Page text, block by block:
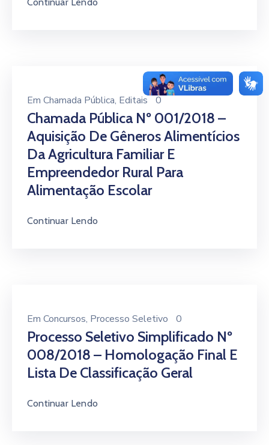
Em Chamada Pública‚ Editais 0
Chamada Pública Nº 001/2018 –
Aquisição De Gêneros Alimentícios
Da Agricultura Familiar E
Empreendedor Rural Para
Alimentação Escolar
Continuar Lendo
Em Concursos‚ Processo Seletivo 0
Processo Seletivo Simplificado Nº
008/2018 – Homologação Final E
Lista De Classificação Geral
Continuar Lendo